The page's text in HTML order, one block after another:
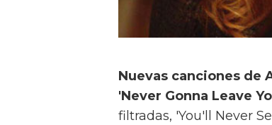
Nuevas canciones de
'Never Gonna Leave
filtradas, 'You'll Never